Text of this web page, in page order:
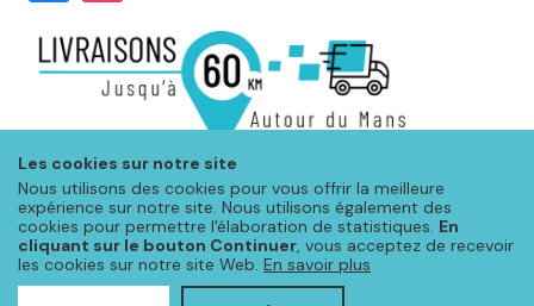
Les cookies sur notre site
Nous utilisons des cookies pour vous offrir la meilleure
expérience sur notre site. Nous utilisons également des
cookies pour permettre l'élaboration de statistiques. En
cliquant sur le bouton Continuer, vous acceptez de recevoir
les cookies sur notre site Web. En savoir plus